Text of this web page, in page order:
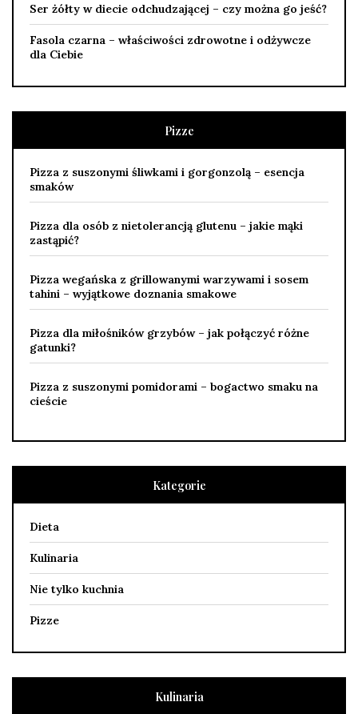
Ser żółty w diecie odchudzającej – czy można go jeść?
Fasola czarna – właściwości zdrowotne i odżywcze
dla Ciebie
Pizze
Pizza z suszonymi śliwkami i gorgonzolą – esencja
smaków
Pizza dla osób z nietolerancją glutenu – jakie mąki
zastąpić?
Pizza wegańska z grillowanymi warzywami i sosem
tahini – wyjątkowe doznania smakowe
Pizza dla miłośników grzybów – jak połączyć różne
gatunki?
Pizza z suszonymi pomidorami – bogactwo smaku na
cieście
Kategorie
Dieta
Kulinaria
Nie tylko kuchnia
Pizze
Kulinaria